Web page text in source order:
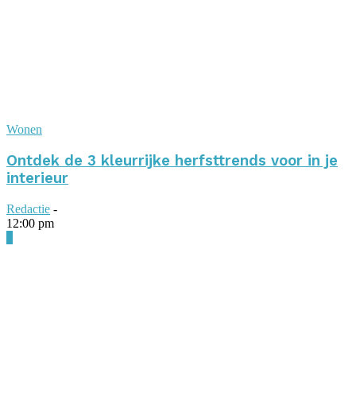
Wonen
Ontdek de 3 kleurrijke herfsttrends voor in je
interieur
Redactie -
12:00 pm